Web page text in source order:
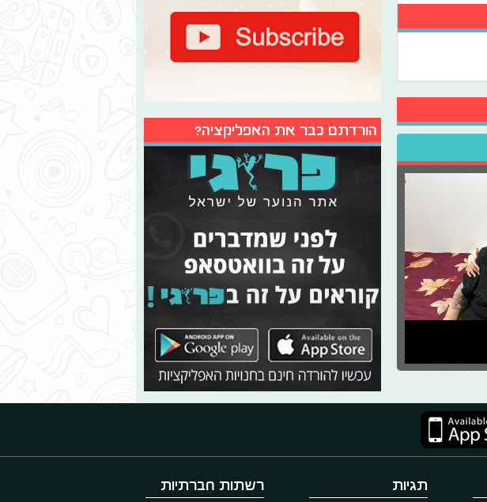
הורדתם כבר את האפליקציה?
תגיות רשתות חברתיות